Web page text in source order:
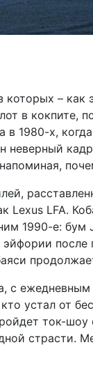
которых –
в кокпите,
1980-х,
неверный
Lexus LFA.
1990-е: бум
с
устал от
ток-
страсти.